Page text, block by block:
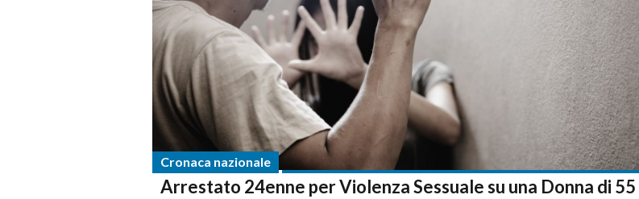
Cronaca nazionale
Arrestato 24enne per Violenza Sessuale su una Donna di 55